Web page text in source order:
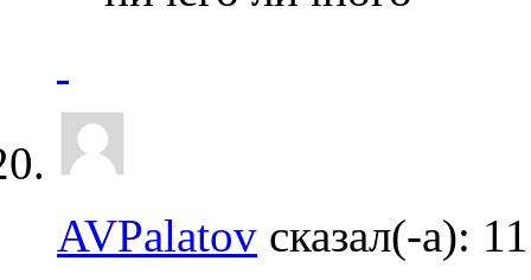
AVPalatov сказал(-а):